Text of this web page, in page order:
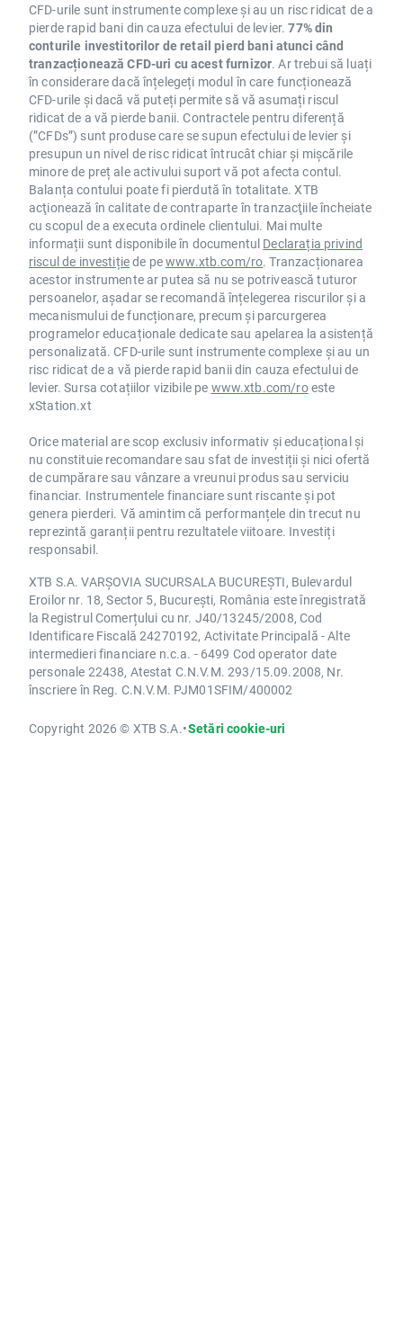
CFD-urile sunt instrumente complexe și au un risc ridicat de a
pierde rapid bani din cauza efectului de levier.77% din
conturile investitorilor de retail pierd bani atunci când
tranzacționează CFD-uri cu acest furnizor. Ar trebui să luați
în considerare dacă înțelegeți modul în care funcționează
CFD-urile și dacă vă puteți permite să vă asumați riscul
ridicat de a vă pierde banii. Contractele pentru diferență
(”CFDs”) sunt produse care se supun efectului de levier și
presupun un nivel de risc ridicat întrucât chiar și mișcările
minore de preț ale activului suport vă pot afecta contul.
Balanța contului poate fi pierdută în totalitate. XTB
acţionează în calitate de contraparte în tranzacţiile încheiate
cu scopul de a executa ordinele clientului. Mai multe
informații sunt disponibile în documentul Declarația privind
riscul de investițiede pewww.xtb.com/ro. Tranzacționarea
acestor instrumente ar putea să nu se potrivească tuturor
persoanelor, așadar se recomandă înțelegerea riscurilor și a
mecanismului de funcționare, precum și parcurgerea
programelor educaționale dedicate sau apelarea la asistență
personalizată. CFD-urile sunt instrumente complexe și au un
risc ridicat de a vă pierde rapid banii din cauza efectului de
levier. Sursa cotațiilor vizibile pe www.xtb.com/roeste
xStation.xt
Orice material are scop exclusiv informativ și educațional și
nu constituie recomandare sau sfat de investiții și nici ofertă
de cumpărare sau vânzare a vreunui produs sau serviciu
financiar. Instrumentele financiare sunt riscante și pot
genera pierderi. Vă amintim că performanțele din trecut nu
reprezintă garanții pentru rezultatele viitoare. Investiți
responsabil.
XTB S.A. VARȘOVIA SUCURSALA BUCUREȘTI, Bulevardul
Eroilor nr. 18, Sector 5, București, România este înregistrată
la Registrul Comerțului cu nr. J40/13245/2008, Cod
Identificare Fiscală 24270192, Activitate Principală - Alte
intermedieri financiare n.c.a. - 6499 Cod operator date
personale 22438, Atestat C.N.V.M. 293/15.09.2008, Nr.
înscriere în Reg. C.N.V.M. PJM01SFIM/400002
Copyright 2026 © XTB S.A.•Setări cookie-uri